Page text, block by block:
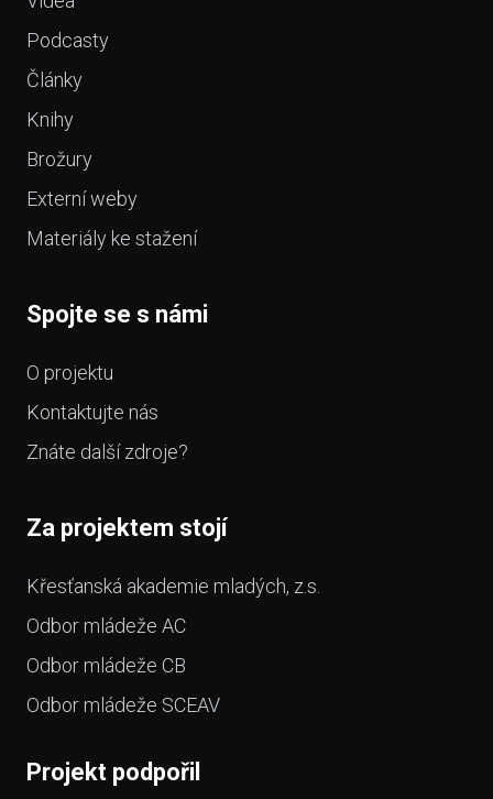
Podcasty
Články
Knihy
Brožury
Externí weby
Materiály ke stažení
Spojte se s námi
O projektu
Kontaktujte nás
Znáte další zdroje?
Za projektem stojí
Křesťanská akademie mladých, z.s.
Odbor mládeže AC
Odbor mládeže CB
Odbor mládeže SCEAV
Projekt podpořil